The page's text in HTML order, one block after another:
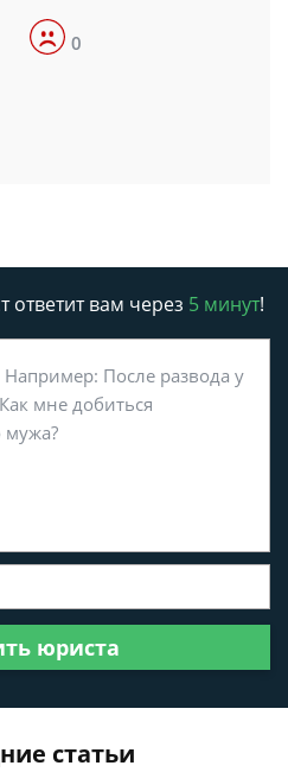
0
ответит вам через 5 минут!
юриста
статьи